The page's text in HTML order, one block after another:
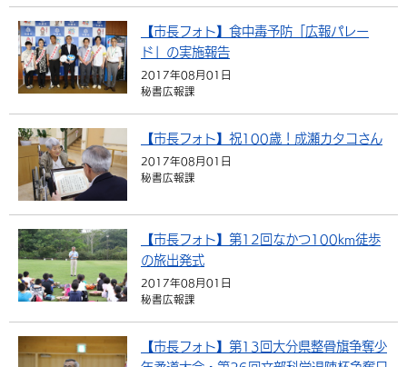
【市長フォト】食中毒予防「広報パレー
ド」の実施報告
2017年08月01日
秘書広報課
【市長フォト】祝100歳！成瀬カタコさん
2017年08月01日
秘書広報課
【市長フォト】第12回なかつ100km徒歩
の旅出発式
2017年08月01日
秘書広報課
【市長フォト】第13回大分県整骨旗争奪少